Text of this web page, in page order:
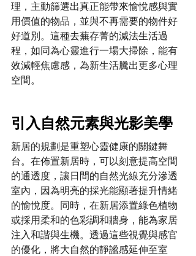
理，主動篩選出真正能帶來愉悅感與實
用價值的物品，並與不再需要的物件好
好道別。這種去蕪存菁的減法生活過
程，如同為心靈進行一場大掃除，能有
效減輕焦慮感，為新生活騰出更多心理
空間。
引入自然元素與光影美學
新居的規劃是重塑心靈健康的關鍵舞
台。在佈置新居時，可以刻意提高空間
的通透度，讓日間的自然光線充分滲透
室內，因為明亮的採光能顯著提升情緒
的愉悅度。同時，在新居添置綠色植物
或採用柔和的色彩調和牆身，能為家居
注入和諧與生機。透過這些視覺與感官
的優化，將大自然的靜謐感延伸至室